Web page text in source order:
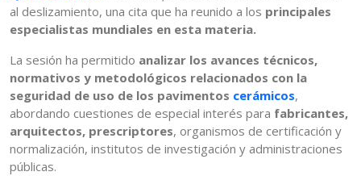
al deslizamiento, una cita que ha reunido a los principales
especialistas mundiales en esta materia.
La sesión ha permitido analizar los avances técnicos,
normativos y metodológicos relacionados con la
seguridad de uso de los pavimentos cerámicos,
abordando cuestiones de especial interés para fabricantes,
arquitectos, prescriptores, organismos de certificación y
normalización, institutos de investigación y administraciones
públicas.